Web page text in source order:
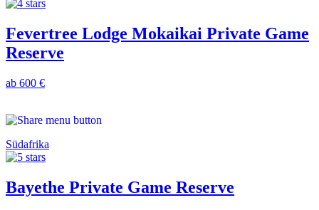
Fevertree Lodge Mokaikai Private Game
Reserve
ab 600 €
Südafrika
Bayethe Private Game Reserve